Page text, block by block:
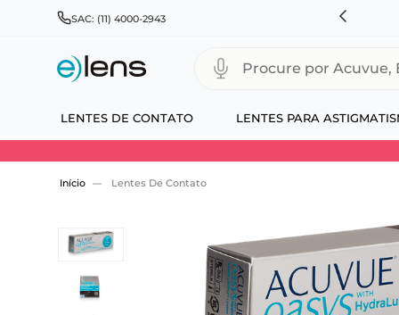
SAC: (11) 4000-2943
& JOHNSON, ALCON, BAUSCH+LOMB E COOPERVISION
LENTES DE CONTATO LENTES PARA
Procure por Acuvue,
Use 30HOJE e ganhe 30% OFF + economia
Lentes De Contato